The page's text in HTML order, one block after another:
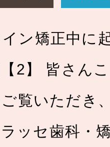
ン矯正中に
2】 皆さん
覧いただき
ッセ歯科・